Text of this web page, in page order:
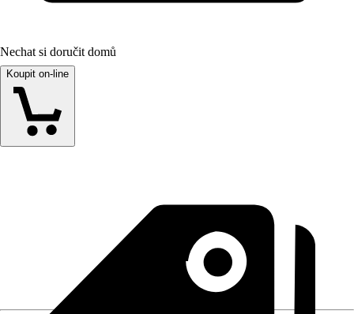
Nechat si doručit domů
Koupit on-line